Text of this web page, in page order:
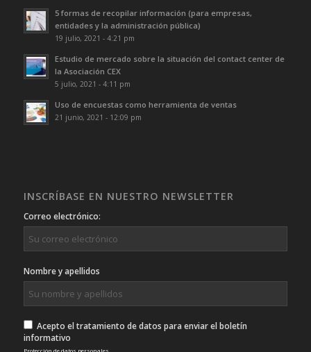
5 formas de recopilar información (para empresas,
entidades y la administración pública)
19 julio, 2021 - 4:21 pm
Estudio de mercado sobre la situación del contact center de
la Asociación CEX
5 julio, 2021 - 4:11 pm
Uso de encuestas como herramienta de ventas
21 junio, 2021 - 12:09 pm
INSCRÍBASE EN NUESTRO NEWSLETTER
Correo electrónico:
Nombre y apellidos
Acepto el tratamiento de datos para enviar el boletín
informativo
Protección de datos personales